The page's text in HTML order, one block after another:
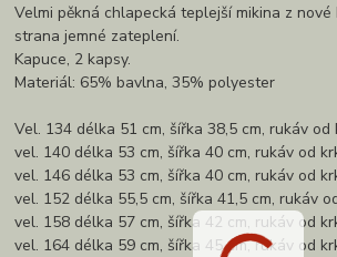
Velmi pěkná chlapecká teplejší mikina z nové
strana jemné zateplení.
Kapuce, 2 kapsy.
Materiál: 65% bavlna, 35% polyester
Vel. 134 délka 51 cm, šířka 38,5 cm, rukáv od
vel. 140 délka 53 cm, šířka 40 cm, rukáv od
vel. 146 délka 53 cm, šířka 40 cm, rukáv od
vel. 152 délka 55,5 cm, šířka 41,5 cm, rukáv
vel. 158 délka 57 cm, šířka 42 cm, rukáv od
vel. 164 délka 59 cm, šířka 45 cm, rukáv od